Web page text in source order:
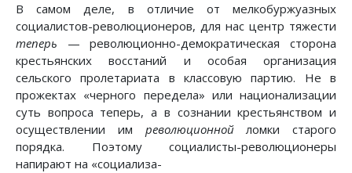
В самом деле, в отличие от мелкобуржуазных
социалистов-революционеров, для нас центр тяжести
теперь — революционно-демократическая сторона
крестьянских восстаний и особая организация
сельского пролетариата в классовую партию. Не в
прожектах «черного передела» или национализации
суть вопроса теперь, а в сознании крестьянством и
осуществлении им революционнойломки старого
порядка. Поэтому социалисты-революционеры
напирают на «социализа-